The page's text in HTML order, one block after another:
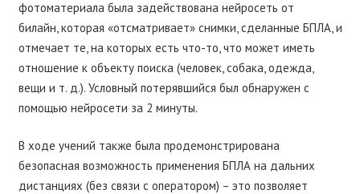
фотоматериала была задействована нейросеть от
билайн, которая «отсматривает» снимки, сделанные БПЛА, и
отмечает те, на которых есть что-то, что может иметь
отношение к объекту поиска (человек, собака, одежда,
вещи и т. д.). Условный потерявшийся был обнаружен с
помощью нейросети за 2 минуты.
В ходе учений также была продемонстрирована
безопасная возможность применения БПЛА на дальних
дистанциях (без связи с оператором) – это позволяет